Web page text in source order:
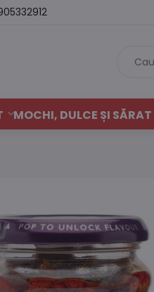
MOCHI, DULCE ȘI SĂRAT